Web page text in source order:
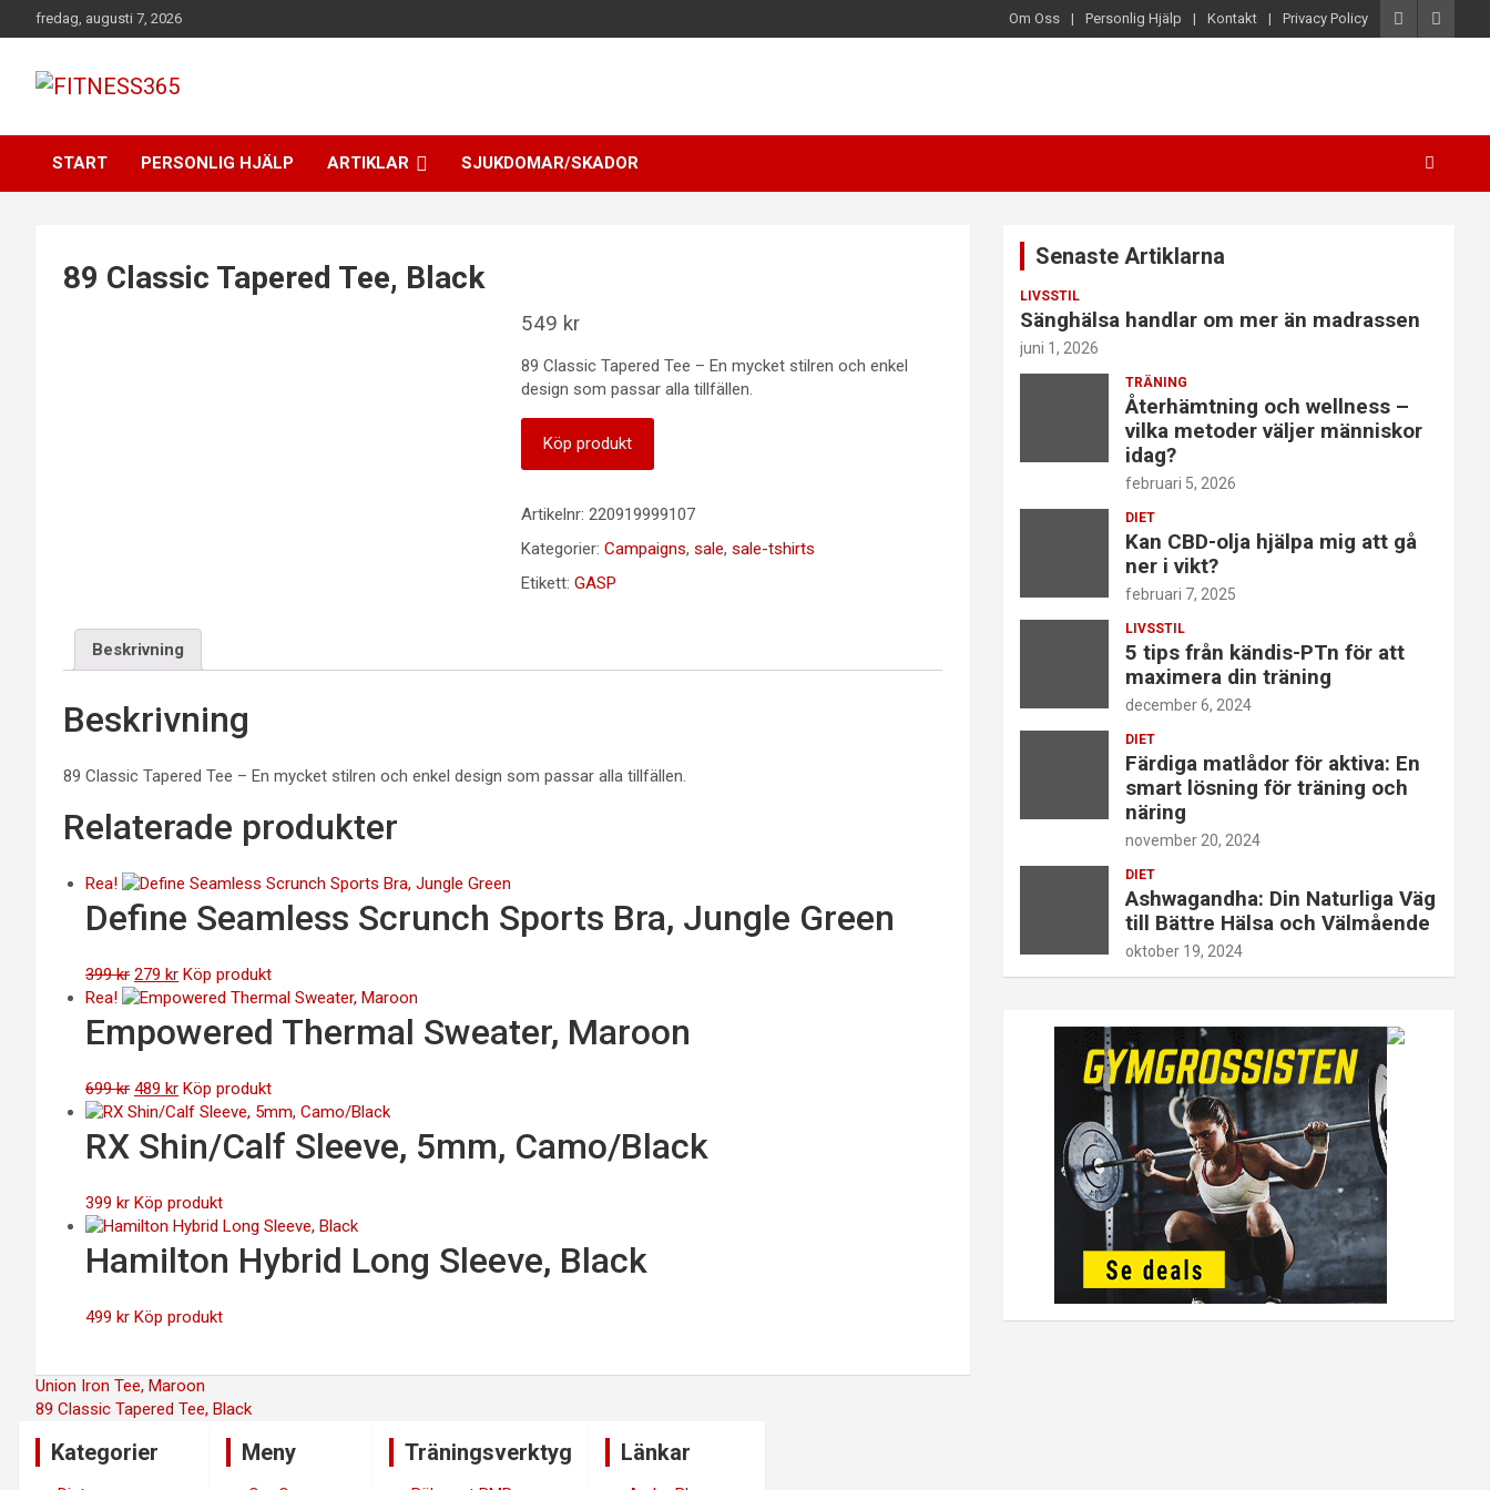
Hoppa
till
fredag, augusti 7, 2026 Om Oss Personlig Hjälp Kontakt Privacy Policy
FITNESS365
START PERSONLIG HJÄLP ARTIKLAR SJUKDOMAR/SKADOR
89 Classic Tapered Tee, Black
549 kr
89 Classic Tapered Tee – En mycket stilren och enkel
design som passar alla tillfällen.
Köp produkt
Artikelnr: 220919999107
Kategorier: Campaigns, sale, sale-tshirts
Etikett: GASP
Beskrivning
Beskrivning
89 Classic Tapered Tee – En mycket stilren och enkel design som passar alla tillfällen.
Relaterade produkter
Rea!
Define Seamless Scrunch Sports Bra, Jungle Green
399kr Det
ursprungliga
var:
279 krDet
nuvarande
är:
Köp produkt
Rea!
Empowered Thermal Sweater, Maroon
699kr Det
ursprungliga
priset
var:
489 krDet
nuvarande
priset
är:
Köp produkt
RX Shin/Calf Sleeve, 5mm, Camo/Black
399 kr Köp produkt
Hamilton Hybrid Long Sleeve, Black
499 kr Köp produkt
Inläggsnavigering
Union Iron Tee, Maroon
89 Classic Tapered Tee, Black
Senaste Artiklarna
LIVSSTIL
Sänghälsa handlar om mer än madrassen
juni 1, 2026
TRÄNING
Återhämtning och wellness –
vilka metoder väljer människor
idag?
februari 5, 2026
DIET
Kan CBD-olja hjälpa mig att gå
ner i vikt?
februari 7, 2025
LIVSSTIL
5 tips från kändis-PTn för att
maximera din träning
december 6, 2024
DIET
Färdiga matlådor för aktiva: En
smart lösning för träning och
näring
november 20, 2024
DIET
Ashwagandha: Din Naturliga Väg
till Bättre Hälsa och Välmående
oktober 19, 2024
Kategorier Meny Träningsverktyg Länkar